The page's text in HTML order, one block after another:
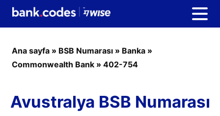
Ana sayfa » BSB Numarası » Banka »
Commonwealth Bank » 402-754
Avustralya BSB Numarası